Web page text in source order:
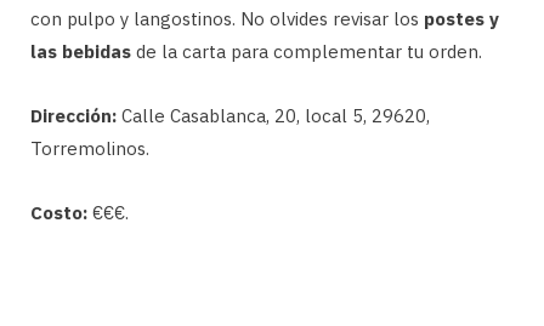
con pulpo y langostinos. No olvides revisar los postes y
las bebidas de la carta para complementar tu orden.
Dirección: Calle Casablanca, 20, local 5, 29620,
Torremolinos.
Costo: €€€.